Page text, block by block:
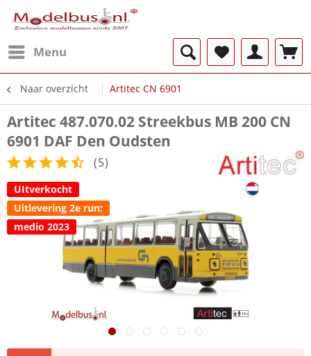
Menu
Naar overzicht Artitec CN 6901
Artitec 487.070.02 Streekbus MB 200 CN
6901 DAF Den Oudsten
(5)
UItverkocht
Uitlevering 2e run:
medio 2023